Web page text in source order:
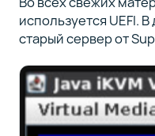
используется UEFI.
старый сервер от